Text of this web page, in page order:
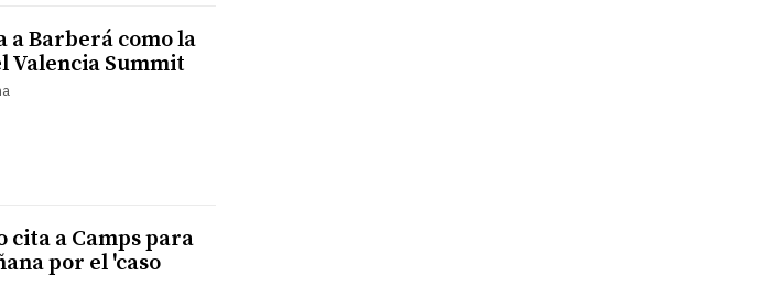
a Barberá como la
Valencia Summit
cita a Camps para
por el 'caso